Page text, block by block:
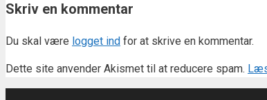
Skriv en kommentar
Du skal være logget ind for at skrive en kommentar.
Dette site anvender Akismet til at reducere spam.